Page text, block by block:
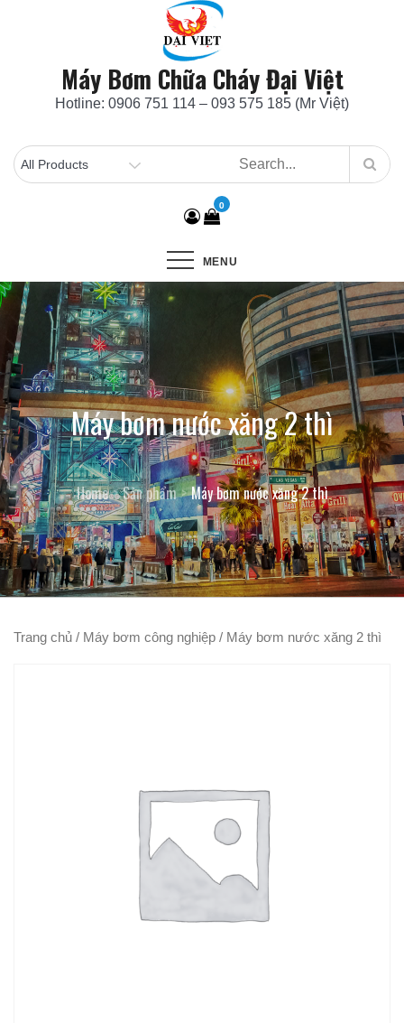
Máy Bơm Chữa Cháy Đại Việt
Hotline: 0906 751 114 – 093 575 185 (Mr Việt)
0
MENU
Máy bơm nước xăng 2 thì
Home Sản phẩm Máy bơm nước xăng 2 thì
Trang chủ / Máy bơm công nghiệp / Máy bơm nước xăng 2 thì